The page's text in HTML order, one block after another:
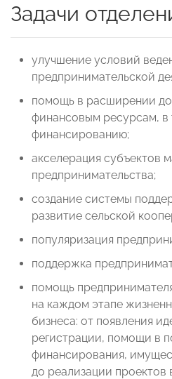
Задачи
улучшение условий
предпринимательской
помощь в расширении
финансовым ресурсам, в
финансированию;
акселерация субъектов
предпринимательства;
создание системы
развитие сельской
популяризация
поддержка
помощь
на каждом этапе
бизнеса: от появления
регистрации, помощи в
финансирования,
до реализации проектов